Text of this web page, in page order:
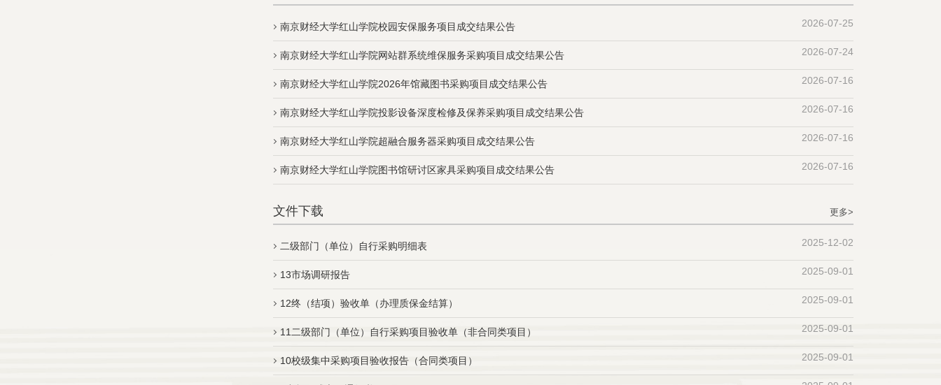
南京财经大学红山学院校园安保服务项目成交结果公告 2026-07-25
南京财经大学红山学院网站群系统维保服务采购项目成交结果公告 2026-07-24
南京财经大学红山学院2026年馆藏图书采购项目成交结果公告 2026-07-16
南京财经大学红山学院投影设备深度检修及保养采购项目成交结果公告 2026-07-16
南京财经大学红山学院超融合服务器采购项目成交结果公告 2026-07-16
南京财经大学红山学院图书馆研讨区家具采购项目成交结果公告 2026-07-16
文件下载 更多>
二级部门（单位）自行采购明细表 2025-12-02
13市场调研报告 2025-09-01
12终（结项）验收单（办理质保金结算） 2025-09-01
11二级部门（单位）自行采购项目验收单（非合同类项目） 2025-09-01
10校级集中采购项目验收报告（合同类项目） 2025-09-01